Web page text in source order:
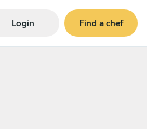
Login Find a chef